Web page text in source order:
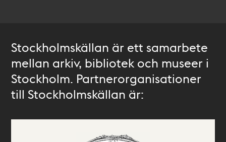
Stockholmskällan är ett samarbete
mellan arkiv, bibliotek och museer i
Stockholm. Partnerorganisationer
till Stockholmskällan är: